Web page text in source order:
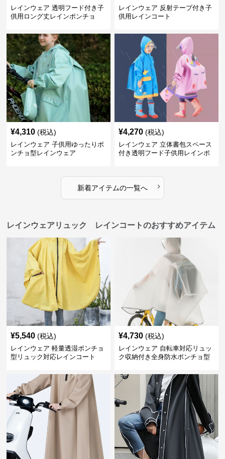
レインウェア 透明フード付き子
供用ロング丈レインポンチョ
レインウェア 反射テープ付き子
供用レインコート
¥4,310 (税込)
レインウェア 子供用ゆったりポ
ンチョ型レインウェア
¥4,270 (税込)
レインウェア 立体書包スペース
付き透明フード子供用レインポ
新着アイテムの一覧へ ›
レインウェアリュック レインコートのおすすめアイテム
¥5,540 (税込)
レインウェア 軽量透湿ポンチョ
型リュック対応レインコート
¥4,730 (税込)
レインウェア 自転車対応リュッ
ク収納付き全身防水ポンチョ型